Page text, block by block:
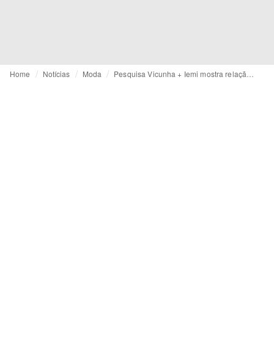
Home Notícias Moda